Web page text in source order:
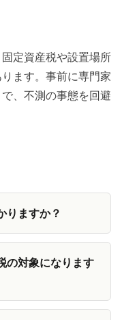
定資産税や設置場所
ます。事前に専門家
、不測の事態を回避
りますか？
の対象になります